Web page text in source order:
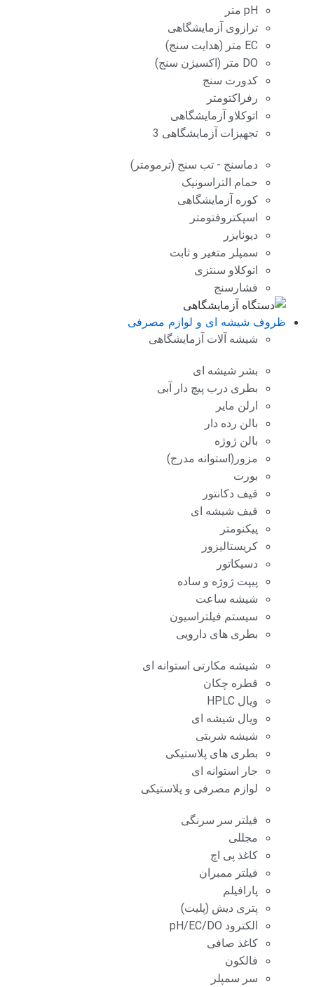
pH متر
ترازوی آزمایشگاهی
EC متر (هدایت سنج)
DO متر (اکسیژن سنج)
کدورت سنج
رفراکتومتر
اتوکلاو آزمایشگاهی
تجهیزات آزمایشگاهی 3
دماسنج - تب سنج (ترمومتر)
حمام التراسونیک
کوره آزمایشگاهی
اسپکتروفتومتر
دیونایزر
سمپلر متغیر و ثابت
اتوکلاو سنتزی
فشارسنج
ظروف شیشه ای و لوازم مصرفی
شیشه آلات آزمایشگاهی
بشر شیشه ای
بطری درب پیچ دار آبی
ارلن مایر
بالن رده دار
بالن ژوژه
مزور(استوانه مدرج)
بورت
قیف دکانتور
قیف شیشه ای
پیکنومتر
کریستالیزور
دسیکاتور
پیپت ژوژه و ساده
شیشه ساعت
سیستم فیلتراسیون
بطری های دارویی
شیشه مکارتی استوانه ای
قطره چکان
ویال HPLC
ویال شیشه ای
شیشه شربتی
بطری های پلاستیکی
جار استوانه ای
لوازم مصرفی و پلاستیکی
فیلتر سر سرنگی
مجللی
کاغذ پی اچ
فیلتر ممبران
پارافیلم
پتری دیش (پلیت)
الکترود pH/EC/DO
کاغذ صافی
فالکون
سر سمپلر